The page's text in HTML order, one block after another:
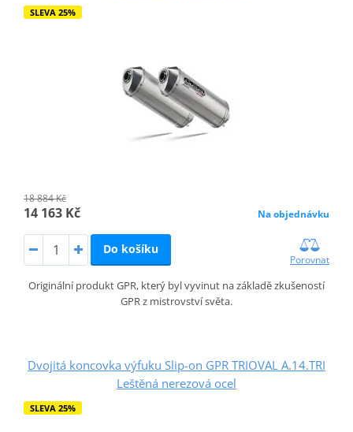
SLEVA 25%
18 884 Kč
14 163 Kč Na objednávku
Do košíku
Porovnat
Originální produkt GPR, který byl vyvinut na základě zkušeností
GPR z mistrovství světa.
Dvojitá koncovka výfuku Slip-on GPR TRIOVAL A.14.TRI
Leštěná nerezová ocel
SLEVA 25%